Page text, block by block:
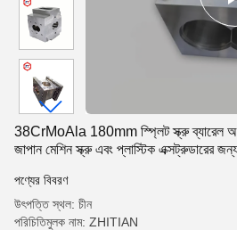
38CrMoAla 180mm স্প্লিট স্ক্রু ব্যারেল অফ
জাপান মেশিন স্ক্রু এবং প্লাস্টিক এক্সট্রুডারের
পণ্যের বিবরণ
উৎপত্তি স্থল: চীন
পরিচিতিমুলক নাম: ZHITIAN